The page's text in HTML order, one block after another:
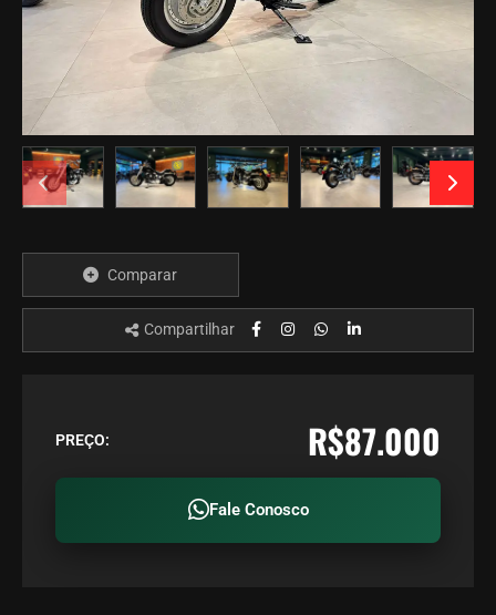
Comparar
Compartilhar
PREÇO: R$87.000
Fale Conosco